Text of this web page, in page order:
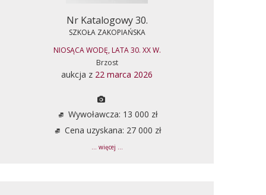
Nr Katalogowy 30.
SZKOŁA ZAKOPIAŃSKA
NIOSĄCA WODĘ, LATA 30. XX W.
Brzost
aukcja z 22 marca 2026
Wywoławcza: 13 000 zł
Cena uzyskana: 27 000 zł
... więcej ...